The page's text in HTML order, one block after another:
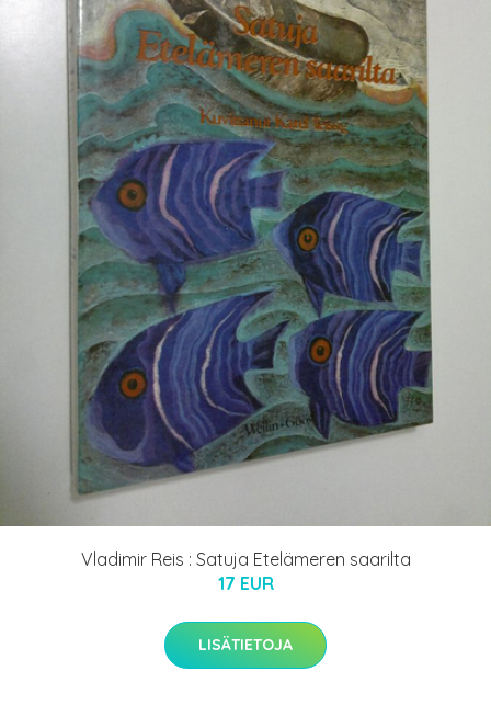
Vladimir Reis : Satuja Etelämeren saarilta
17 EUR
LISÄTIETOJA